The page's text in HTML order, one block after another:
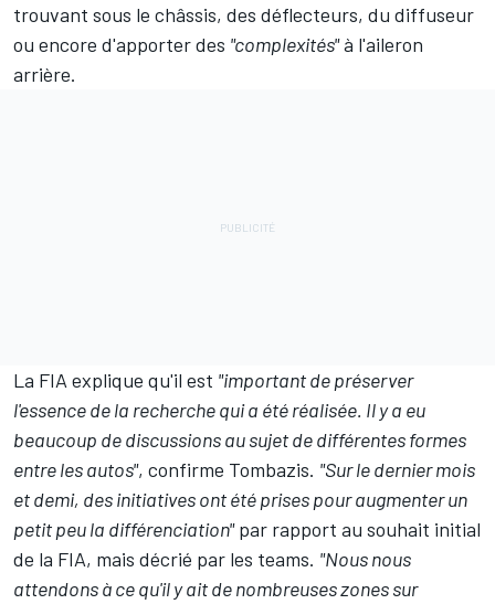
trouvant sous le châssis, des déflecteurs, du diffuseur
ou encore d'apporter des "complexités"à l'aileron
arrière.
La FIA explique qu'il est "important de préserver
l'essence de la recherche qui a été réalisée. Il y a eu
beaucoup de discussions au sujet de différentes formes
entre les autos", confirme Tombazis. "Sur le dernier mois
et demi, des initiatives ont été prises pour augmenter un
petit peu la différenciation"par rapport au souhait initial
de la FIA, mais décrié par les teams. "Nous nous
attendons à ce qu'il y ait de nombreuses zones sur